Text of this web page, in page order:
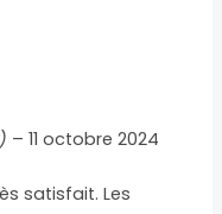
– 11 octobre 2024
satisfait. Les